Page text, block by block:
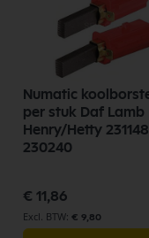
Numatic
per stuk Daf Lamb
Henry/Hetty
230240
€ 11,86
€ 9,80